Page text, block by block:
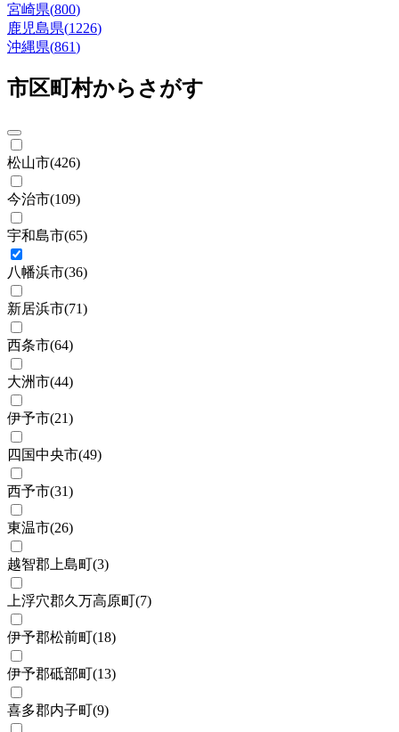
宮崎県(800)
鹿児島県(1226)
沖縄県(861)
市区町村からさがす
松山市(426)
今治市(109)
宇和島市(65)
八幡浜市(36)
新居浜市(71)
西条市(64)
大洲市(44)
伊予市(21)
四国中央市(49)
西予市(31)
東温市(26)
越智郡上島町(3)
上浮穴郡久万高原町(7)
伊予郡松前町(18)
伊予郡砥部町(13)
喜多郡内子町(9)